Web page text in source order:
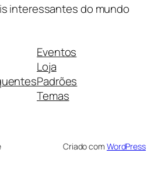
interessantes do mundo
Eventos
Loja
Padrões
Temas
Criado com WordPress